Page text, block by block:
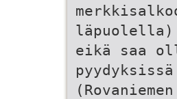
eikä saa